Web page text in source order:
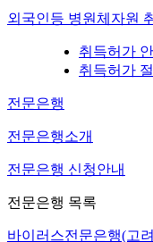
외국인등 병원체자원
취득허가
취득허가
전문은행
전문은행소개
전문은행 신청안내
전문은행 목록
바이러스전문은행(고